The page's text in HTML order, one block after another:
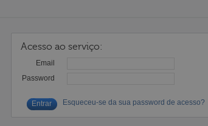
Acesso ao serviço:
Email
Password
Esqueceu-se da sua password de acesso?